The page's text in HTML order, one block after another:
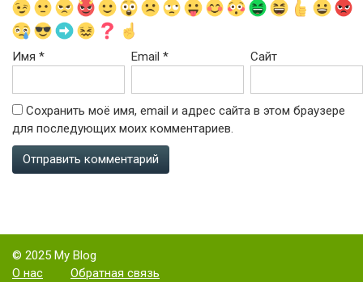
Имя * Email* Сайт
Сохранить моё имя, email и адрес сайта в этом браузере
для последующих моих комментариев.
© 2025 My Blog
О нас
Обратная связь